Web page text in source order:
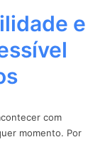
e
com
momento. Por